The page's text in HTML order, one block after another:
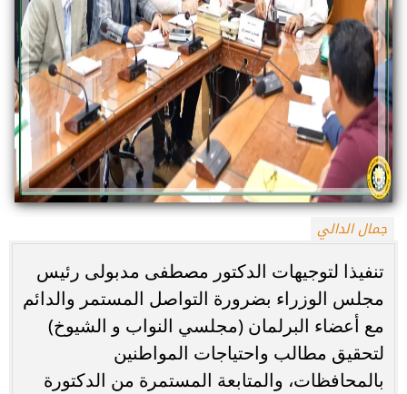
جمال الدالي
تنفيذا لتوجيهات الدكتور مصطفى مدبولى رئيس
مجلس الوزراء بضرورة التواصل المستمر والدائم
مع أعضاء البرلمان (مجلسي النواب و الشيوخ)
لتحقيق مطالب واحتياجات المواطنين
بالمحافظات، والمتابعة المستمرة من الدكتورة